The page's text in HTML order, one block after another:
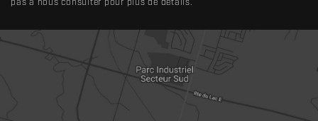
pas à nous consulter pour plus de détails.